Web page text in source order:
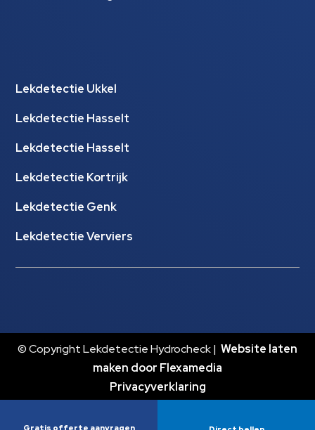
Lekdetectie Ukkel
Lekdetectie Hasselt
Lekdetectie Hasselt
Lekdetectie Kortrijk
Lekdetectie Genk
Lekdetectie Verviers
© Copyright Lekdetectie Hydrocheck | Website laten
maken door Flexamedia
Privacyverklaring
Gratis offerte aanvragen